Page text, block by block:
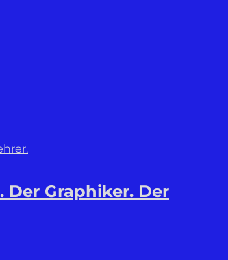
Der Graphiker. Der